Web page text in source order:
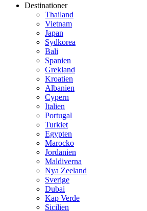
Destinationer
Thailand
Vietnam
Japan
Sydkorea
Bali
Spanien
Grekland
Kroatien
Albanien
Cypern
Italien
Portugal
Turkiet
Egypten
Marocko
Jordanien
Maldiverna
Nya Zeeland
Sverige
Dubai
Kap Verde
Sicilien